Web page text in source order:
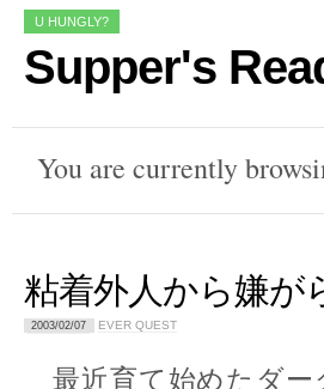
U HUNGLY?
Supper's
You are currently
粘着外人から嫌が
2003/02/07 EVER QUEST
最近育て始めたダ